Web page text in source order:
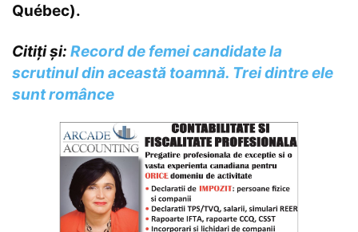
Québec).
Citiți și: Record de femei candidate la
scrutinul din această toamnă. Trei dintre ele
sunt românce